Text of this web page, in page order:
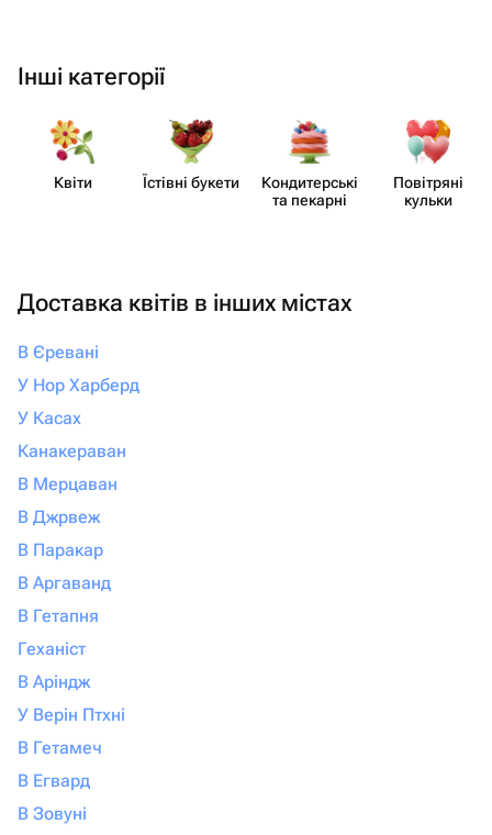
Інші категорії
Квіти Їстівні букети
Кондит​ерські
та пекарні
Повітряні
кульки
Доставка квітів в інших містах
В Єревані
У Нор Харберд
У Касах
Канакераван
В Мерцаван
В Джрвеж
В Паракар
В Аргаванд
В Гетапня
Геханіст
В Аріндж
У Верін Птхні
В Гетамеч
В Егвард
В Зовуні